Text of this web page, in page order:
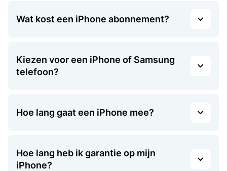
Wat kost een iPhone abonnement?
Kiezen voor een iPhone of Samsung
telefoon?
Hoe lang gaat een iPhone mee?
Hoe lang heb ik garantie op mijn
iPhone?